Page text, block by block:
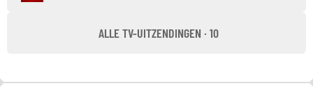
ALLE TV-UITZENDINGEN · 10